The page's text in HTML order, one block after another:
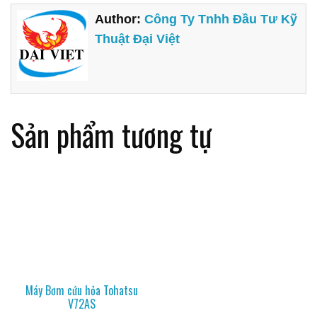
Author:Công Ty Tnhh Đầu Tư Kỹ
Thuật Đại Việt
Sản phẩm tương tự
Máy Bơm cứu hỏa Tohatsu
V72AS